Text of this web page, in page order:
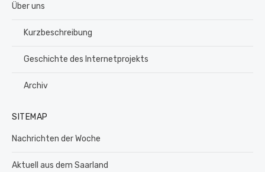
Über uns
Kurzbeschreibung
Geschichte des Internetprojekts
Archiv
SITEMAP
Nachrichten der Woche
Aktuell aus dem Saarland